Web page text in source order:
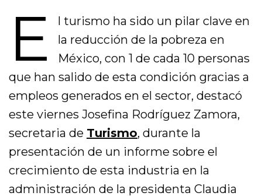
E
l turismo ha sido un pilar clave en
la reducción de la pobreza en
México, con 1 de cada 10 personas
que han salido de esta condición gracias a
empleos generados en el sector, destacó
este viernes Josefina Rodríguez Zamora,
secretaria de Turismo, durante la
presentación de un informe sobre el
crecimiento de esta industria en la
administración de la presidenta Claudia